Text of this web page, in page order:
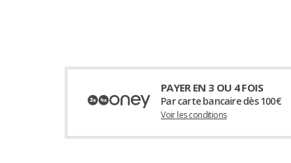
PAYER EN 3 OU 4 FOIS
Par carte bancaire dès 100€
Voir les conditions